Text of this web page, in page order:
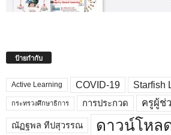
ป้ายกำกับ
Active Learning COVID-19 Starfish
กระทรวงศึกษาธิการ การประกวด ครูผู้ช่
ณัฏฐพล ทีปสุวรรณ ดาวน์โหล